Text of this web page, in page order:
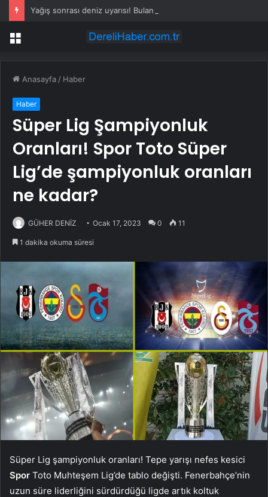
Menü
Anasayfa / Haber
Haber
Süper Lig Şampiyonluk
Oranları! Spor Toto Süper
Lig’de şampiyonluk oranları
ne kadar?
GÜHER DENİZ Ocak 17, 2023 0 11
1 dakika okuma süresi
Süper Lig şampiyonluk oranları! Tepe yarışı nefes kesici
Spor Toto Muhteşem Lig’de tablo değişti. Fenerbahçe’nin
uzun süre liderliğini sürdürdüğü ligde artık koltuk